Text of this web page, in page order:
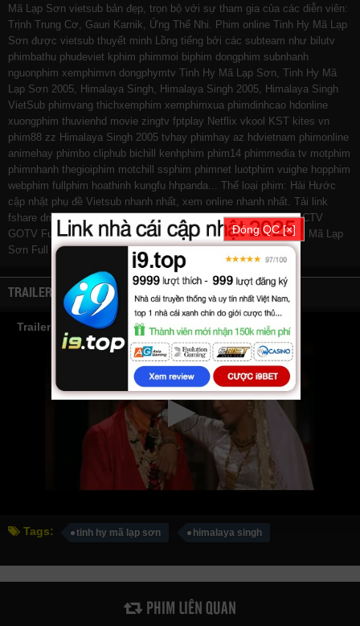
Mã Lạp Sơn vietsub bản đẹp, trọn bộ với sự tham gia của các diễn viên:
Trịnh Trung Cơ, Gauri Karnik, Ứng Thể Nhi. Phim online Tinh Hy Mã Lạp
Sơn được vietsub thuyết minh Lồng tiếng bởi các subteam như bilutv
phimbathu phudeviet kphim phimmoi biphim dongphim subnhanh
nguonphim xemphimvn dongphymtv Tinh Hy Mã Lạp Sơn, Tinh Hy Mã
Lạp Sơn 2005, Himalaya Singh, Himalaya Singh 2005, Himalaya Singh
VietSub phimvang thichxemphim xemphimxua phimdinhcao hdonline
xuongphim thuvienhd movie zingtv fptplay Netflix vkool KST kites vn
phim88 zz Himalaya Singh 2005 tvhay phimhay az hdvietnam phimonline
animehay phimbo cliphub bichill kenhphim phim14 phimmedia tv motphim
phimnhanh thegioiphim motchill ssphim phimnet luotphim vuighe hopphim
webphim fullphim hoathinh kungfu hhpanda... Thể loại phim: Hài Hước
cập nhật phụ đề Vietsub nhanh nhất, xem online nhanh nhất. Tải link
fshare drive và download phim Tinh Hy Mã Lạp Sơn vtv HTV SCTV
GOTV FullHD mới nhất. Mời các bạn đón xem bộ phimTinh Hy Mã Lạp
Sơn Full Vietsub
TRAILER
Trailer Phim Tinh Hy Mã Lạp Sơn
Tags: tinh hy mã lạp sơn himalaya singh
PHIM LIÊN QUAN
Đóng QC [×]